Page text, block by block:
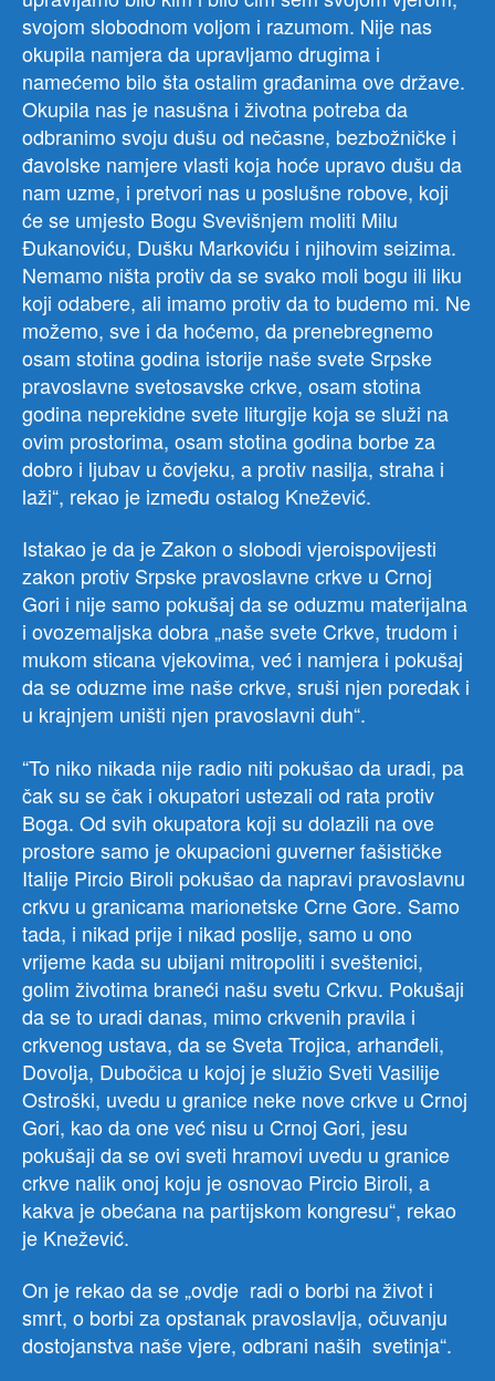
svojom slobodnom voljom i razumom. Nije nas
okupila namjera da upravljamo drugima i
namećemo bilo šta ostalim građanima ove države.
Okupila nas je nasušna i životna potreba da
odbranimo svoju dušu od nečasne, bezbožničke i
đavolske namjere vlasti koja hoće upravo dušu da
nam uzme, i pretvori nas u poslušne robove, koji
će se umjesto Bogu Svevišnjem moliti Milu
Đukanoviću, Dušku Markoviću i njihovim seizima.
Nemamo ništa protiv da se svako moli bogu ili liku
koji odabere, ali imamo protiv da to budemo mi. Ne
možemo, sve i da hoćemo, da prenebregnemo
osam stotina godina istorije naše svete Srpske
pravoslavne svetosavske crkve, osam stotina
godina neprekidne svete liturgije koja se služi na
ovim prostorima, osam stotina godina borbe za
dobro i ljubav u čovjeku, a protiv nasilja, straha i
laži“, rekao je između ostalog Knežević.
Istakao je da je Zakon o slobodi vjeroispovijesti
zakon protiv Srpske pravoslavne crkve u Crnoj
Gori i nije samo pokušaj da se oduzmu materijalna
i ovozemaljska dobra „naše svete Crkve, trudom i
mukom sticana vjekovima, već i namjera i pokušaj
da se oduzme ime naše crkve, sruši njen poredak i
u krajnjem uništi njen pravoslavni duh“.
“To niko nikada nije radio niti pokušao da uradi, pa
čak su se čak i okupatori ustezali od rata protiv
Boga. Od svih okupatora koji su dolazili na ove
prostore samo je okupacioni guverner fašističke
Italije Pircio Biroli pokušao da napravi pravoslavnu
crkvu u granicama marionetske Crne Gore. Samo
tada, i nikad prije i nikad poslije, samo u ono
vrijeme kada su ubijani mitropoliti i sveštenici,
golim životima braneći našu svetu Crkvu. Pokušaji
da se to uradi danas, mimo crkvenih pravila i
crkvenog ustava, da se Sveta Trojica, arhanđeli,
Dovolja, Dubočica u kojoj je služio Sveti Vasilije
Ostroški, uvedu u granice neke nove crkve u Crnoj
Gori, kao da one već nisu u Crnoj Gori, jesu
pokušaji da se ovi sveti hramovi uvedu u granice
crkve nalik onoj koju je osnovao Pircio Biroli, a
kakva je obećana na partijskom kongresu“, rekao
je Knežević.
On je rekao da se „ovdje radi o borbi na život i
smrt, o borbi za opstanak pravoslavlja, očuvanju
dostojanstva naše vjere, odbrani naših svetinja“.